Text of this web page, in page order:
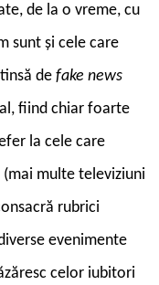
de la o vreme, cu
sunt și cele care
de fake news
fiind chiar foarte
la cele care
multe televiziuni
rubrici
evenimente
celor iubitori